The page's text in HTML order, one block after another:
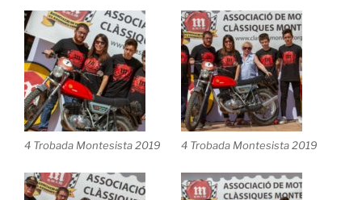
4 Trobada Montesista 2019 4 Trobada Montesista 2019